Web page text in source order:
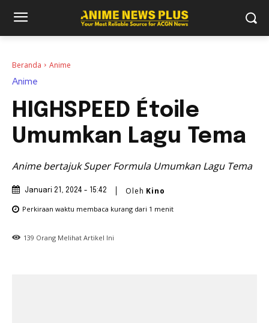
Beranda Anime
Anime
HIGHSPEED Étoile
Umumkan Lagu Tema
Anime bertajuk Super Formula Umumkan Lagu Tema
Januari 21, 2024 - 15:42 Oleh Kino
Perkiraan waktu membaca kurang dari 1 menit
139 Orang Melihat Artikel Ini